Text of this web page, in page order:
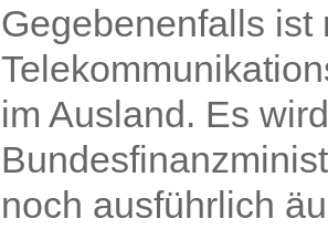
Gegebenenfalls ist
im Ausland. Es
noch ausführlich